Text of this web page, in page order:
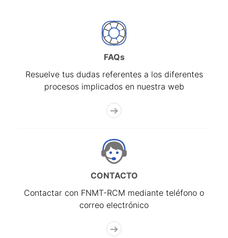
FAQs
Resuelve tus dudas referentes a los diferentes
procesos implicados en nuestra web
CONTACTO
Contactar con FNMT-RCM mediante teléfono o
correo electrónico